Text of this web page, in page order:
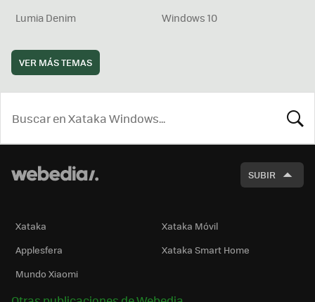
Lumia Denim
Windows 10
VER MÁS TEMAS
SUBIR
Xataka
Xataka Móvil
Applesfera
Xataka Smart Home
Mundo Xiaomi